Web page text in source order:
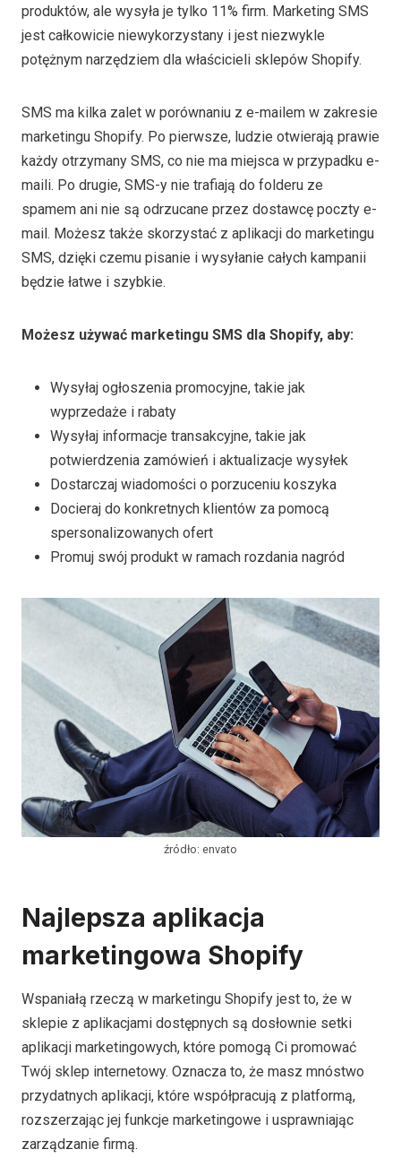
produktów, ale wysyła je tylko 11% firm. Marketing SMS
jest całkowicie niewykorzystany i jest niezwykle
potężnym narzędziem dla właścicieli sklepów Shopify.
SMS ma kilka zalet w porównaniu z e-mailem w zakresie
marketingu Shopify. Po pierwsze, ludzie otwierają prawie
każdy otrzymany SMS, co nie ma miejsca w przypadku e-
maili. Po drugie, SMS-y nie trafiają do folderu ze
spamem ani nie są odrzucane przez dostawcę poczty e-
mail. Możesz także skorzystać z aplikacji do marketingu
SMS, dzięki czemu pisanie i wysyłanie całych kampanii
będzie łatwe i szybkie.
Możesz używać marketingu SMS dla Shopify, aby:
Wysyłaj ogłoszenia promocyjne, takie jak
wyprzedaże i rabaty
Wysyłaj informacje transakcyjne, takie jak
potwierdzenia zamówień i aktualizacje wysyłek
Dostarczaj wiadomości o porzuceniu koszyka
Docieraj do konkretnych klientów za pomocą
spersonalizowanych ofert
Promuj swój produkt w ramach rozdania nagród
źródło: envato
Najlepsza aplikacja
marketingowa Shopify
Wspaniałą rzeczą w marketingu Shopify jest to, że w
sklepie z aplikacjami dostępnych są dosłownie setki
aplikacji marketingowych, które pomogą Ci promować
Twój sklep internetowy. Oznacza to, że masz mnóstwo
przydatnych aplikacji, które współpracują z platformą,
rozszerzając jej funkcje marketingowe i usprawniając
zarządzanie firmą.